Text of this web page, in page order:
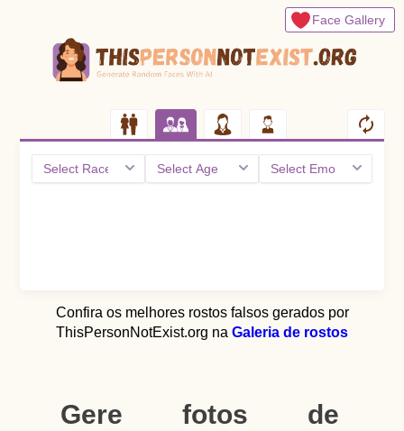
Face Gallery
Confira os melhores rostos falsos gerados por
ThisPersonNotExist.org na Galeria de rostos
Gere fotos de